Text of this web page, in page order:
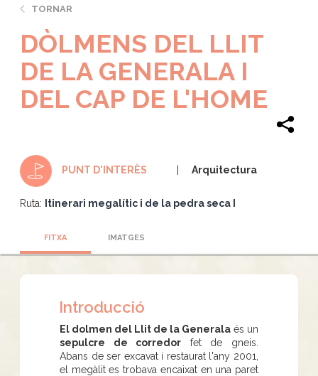
TORNAR
DÒLMENS DEL LLIT
DE LA GENERALA I
DEL CAP DE L'HOME
PUNT D'INTERÈS Arquitectura
Ruta: Itinerari megalític i de la pedra seca I
FITXA IMATGES
Introducció
El dolmen del Llit de la Generala és un
sepulcre de corredor fet de gneis.
Abans de ser excavat i restaurat l'any 2001,
el megàlit es trobava encaixat en una paret